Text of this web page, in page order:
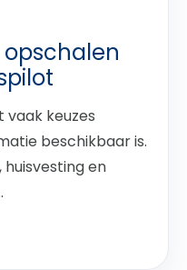
opschalen
vaak keuzes
beschikbaar is.
en